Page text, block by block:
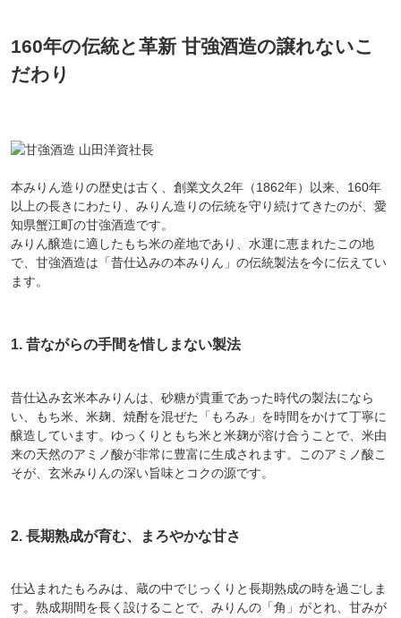
160年の伝統と革新 甘強酒造の譲れないこ
だわり
本みりん造りの歴史は古く、創業文久2年（1862年）以来、160年
以上の長きにわたり、みりん造りの伝統を守り続けてきたのが、愛
知県蟹江町の甘強酒造です。
みりん醸造に適したもち米の産地であり、水運に恵まれたこの地
で、甘強酒造は「昔仕込みの本みりん」の伝統製法を今に伝えてい
ます。
1. 昔ながらの手間を惜しまない製法
昔仕込み玄米本みりんは、砂糖が貴重であった時代の製法になら
い、もち米、米麹、焼酎を混ぜた「もろみ」を時間をかけて丁寧に
醸造しています。ゆっくりともち米と米麹が溶け合うことで、米由
来の天然のアミノ酸が非常に豊富に生成されます。このアミノ酸こ
そが、玄米みりんの深い旨味とコクの源です。
2. 長期熟成が育む、まろやかな甘さ
仕込まれたもろみは、蔵の中でじっくりと長期熟成の時を過ごしま
す。熟成期間を長く設けることで、みりんの「角」がとれ、甘みが
対象者：かわしま屋で初めてお買い物をされる方
利用条件：3,000円以上のお買い物でご利用いただけます